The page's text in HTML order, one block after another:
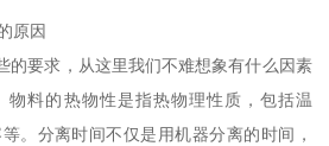
原因
的要求，从这里我们不难想象有什么因素
物料的热物性是指热物理性质，包括温
。分离时间不仅是用机器分离的时间，